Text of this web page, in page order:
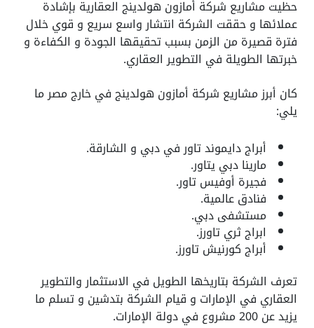
حظيت مشاريع شركة أمازون هولدينج العقارية بإشادة
عملائها و حققت الشركة انتشار واسع سريع و قوي خلال
فترة قصيرة من الزمن بسبب تحقيقها الجودة و الكفاءة و
خبرتها الطويلة في التطوير العقاري.
كان أبرز مشاريع شركة أمازون هولدينج في خارج مصر ما
يلي:
أبراج دايموند تاور في دبي و الشارقة.
مارينا دبي يتاور.
فجيرة أوفيس تاور.
فنادق عالمية.
مستشفى دبي.
ابراج ثري تاورز.
أبراج كورنيش تاورز.
تعرف الشركة بتاريخها الطويل في الاستثمار والتطوير
العقاري في الإمارات و قيام الشركة بتدشين و تسلم ما
يزيد عن 200 مشروع في دولة الإمارات.